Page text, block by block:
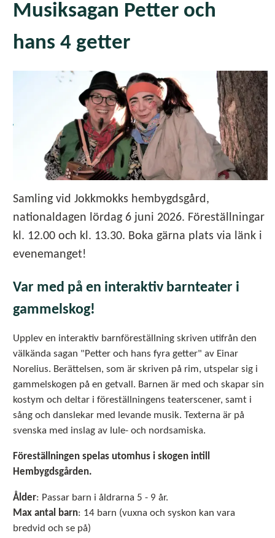
Musiksagan Petter och
hans 4 getter
Samling vid Jokkmokks hembygdsgård,
nationaldagen lördag 6 juni 2026. Föreställningar
kl. 12.00 och kl. 13.30. Boka gärna plats via länk i
evenemanget!
Var med på en interaktiv barnteater i
gammelskog!
Upplev en interaktiv barnföreställning skriven utifrån den
välkända sagan "Petter och hans fyra getter" av Einar
Norelius. Berättelsen, som är skriven på rim, utspelar sig i
gammelskogen på en getvall. Barnen är med och skapar sin
kostym och deltar i föreställningens teaterscener, samt i
sång och danslekar med levande musik. Texterna är på
svenska med inslag av lule- och nordsamiska.
Föreställningen spelas utomhus i skogen intill
Hembygdsgården.
Ålder: Passar barn i åldrarna 5 - 9 år.
Max antal barn: 14 barn (vuxna och syskon kan vara
bredvid och se på)